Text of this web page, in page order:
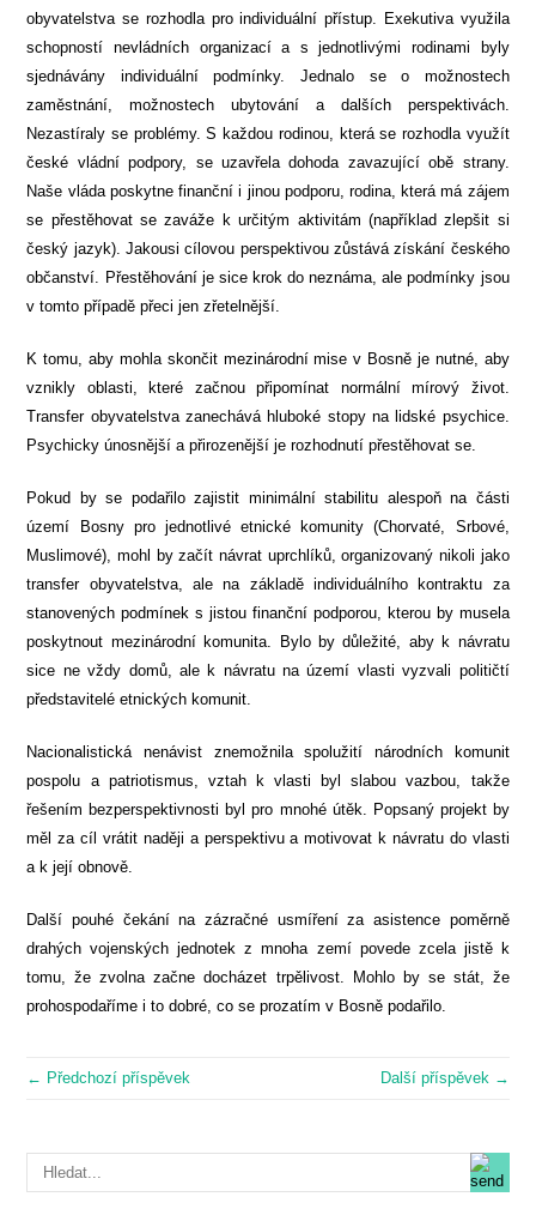
obyvatelstva se rozhodla pro individuální přístup. Exekutiva využila
schopností nevládních organizací a s jednotlivými rodinami byly
sjednávány individuální podmínky. Jednalo se o možnostech
zaměstnání, možnostech ubytování a dalších perspektivách.
Nezastíraly se problémy. S každou rodinou, která se rozhodla využít
české vládní podpory, se uzavřela dohoda zavazující obě strany.
Naše vláda poskytne finanční i jinou podporu, rodina, která má zájem
se přestěhovat se zaváže k určitým aktivitám (například zlepšit si
český jazyk). Jakousi cílovou perspektivou zůstává získání českého
občanství. Přestěhování je sice krok do neznáma, ale podmínky jsou
v tomto případě přeci jen zřetelnější.
K tomu, aby mohla skončit mezinárodní mise v Bosně je nutné, aby
vznikly oblasti, které začnou připomínat normální mírový život.
Transfer obyvatelstva zanechává hluboké stopy na lidské psychice.
Psychicky únosnější a přirozenější je rozhodnutí přestěhovat se.
Pokud by se podařilo zajistit minimální stabilitu alespoň na části
území Bosny pro jednotlivé etnické komunity (Chorvaté, Srbové,
Muslimové), mohl by začít návrat uprchlíků, organizovaný nikoli jako
transfer obyvatelstva, ale na základě individuálního kontraktu za
stanovených podmínek s jistou finanční podporou, kterou by musela
poskytnout mezinárodní komunita. Bylo by důležité, aby k návratu
sice ne vždy domů, ale k návratu na území vlasti vyzvali političtí
představitelé etnických komunit.
Nacionalistická nenávist znemožnila spolužití národních komunit
pospolu a patriotismus, vztah k vlasti byl slabou vazbou, takže
řešením bezperspektivnosti byl pro mnohé útěk. Popsaný projekt by
měl za cíl vrátit naději a perspektivu a motivovat k návratu do vlasti
a k její obnově.
Další pouhé čekání na zázračné usmíření za asistence poměrně
drahých vojenských jednotek z mnoha zemí povede zcela jistě k
tomu, že zvolna začne docházet trpělivost. Mohlo by se stát, že
prohospodaříme i to dobré, co se prozatím v Bosně podařilo.
← Předchozí příspěvek Další příspěvek →